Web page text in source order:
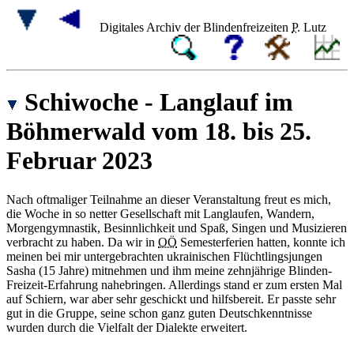
Digitales Archiv der BlindenfreizeitenP. Lutz
Schiwoche - Langlauf im
Böhmerwald vom 18. bis 25.
Februar 2023
Nach oftmaliger Teilnahme an dieser Veranstaltung freut es mich,
die Woche in so netter Gesellschaft mit Langlaufen, Wandern,
Morgengymnastik, Besinnlichkeit und Spaß, Singen und Musizieren
verbracht zu haben. Da wir in OÖ Semesterferien hatten, konnte ich
meinen bei mir untergebrachten ukrainischen Flüchtlingsjungen
Sasha (15 Jahre) mitnehmen und ihm meine zehnjährige Blinden-
Freizeit-Erfahrung nahebringen. Allerdings stand er zum ersten Mal
auf Schiern, war aber sehr geschickt und hilfsbereit. Er passte sehr
gut in die Gruppe, seine schon ganz guten Deutschkenntnisse
wurden durch die Vielfalt der Dialekte erweitert.